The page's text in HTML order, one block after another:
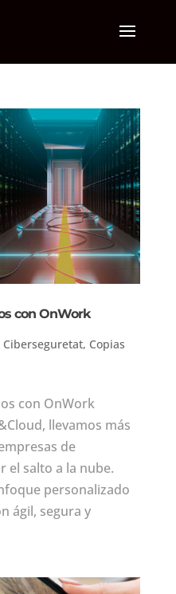
con OnWork
Ciberseguretat, Copias
con OnWork
llevamos más
de
el salto a la nube.
personalizado
ágil, segura y